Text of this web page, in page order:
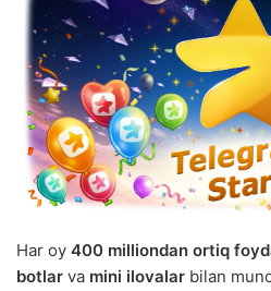
Har oy 400 milliondan ortiq
botlar va mini ilovalar bilan